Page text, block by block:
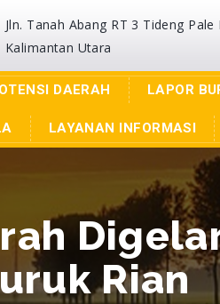
Jln. Tanah Abang RT 3 Tideng
Kalimantan Utara
DAERAH LAPOR
LAYANAN INFORMASI
Rian